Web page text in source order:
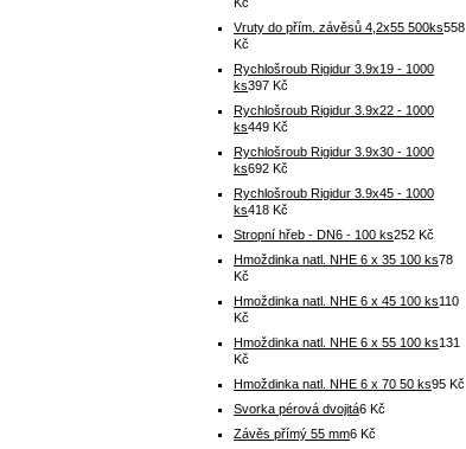
Vruty do přím. závěsů 4,2x55 500ks558
Kč
Rychlošroub Rigidur 3.9x19 - 1000
ks397 Kč
Rychlošroub Rigidur 3.9x22 - 1000
ks449 Kč
Rychlošroub Rigidur 3.9x30 - 1000
ks692 Kč
Rychlošroub Rigidur 3.9x45 - 1000
ks418 Kč
Stropní hřeb - DN6 - 100 ks252 Kč
Hmoždinka natl. NHE 6 x 35 100 ks78
Kč
Hmoždinka natl. NHE 6 x 45 100 ks110
Kč
Hmoždinka natl. NHE 6 x 55 100 ks131
Kč
Hmoždinka natl. NHE 6 x 70 50 ks95 Kč
Svorka pérová dvojitá6 Kč
Závěs přímý 55 mm6 Kč